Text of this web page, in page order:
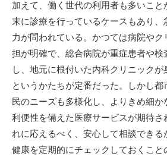
加えて、働く世代の利用者も多いこと
末に診療を行っているケースもあり
力が問われている。かつては病院や
担が明確で、総合病院が重症患者や検
し、地元に根付いた内科クリニック
というかたちが定番だった。しかし
民のニーズも多様化し、よりきめ細か
利便性を備えた医療サービスが期待さ
れに応えるべく、安心して相談できる
健康を定期的にチェックしておくこと